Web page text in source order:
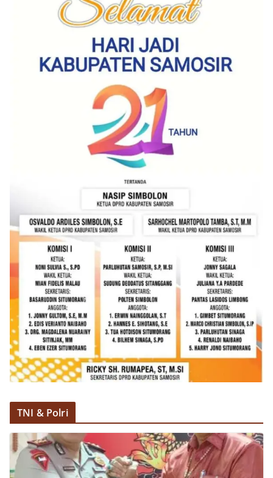
poin utama yang disampaikan dalam kegiatan
sambang ini adalah imbauan kepada warga untuk
memasang bendera Merah Putih secara penuh,
bukan setengah tiang, sebagai bentuk
penghormatan dan rasa cinta tanah air
menjelang perayaan HUT Kemerdekaan RI.
Petugas mengingatkan bahwa pemasangan
bendera dengan benar merupakan salah satu
wujud nyata partisipasi masyarakat dalam
memperingati hari bersejarah bangsa
Indonesia.‎‎”Kami mengimbau kepada seluruh
warga agar mulai mempersiapkan dan memasang
bendera Merah Putih di depan rumah masing-
masing secara penuh. Ini adalah bentuk
penghormatan kita bersama terhadap
perjuangan para pahlawan yang telah merebut
kemerdekaan,” ujar Aiptu Muliyadi Suraukur saat
berdialog dengan warga.‎‎Ia juga menambahkan
agar warga memperhatikan kondisi bendera yang
akan dikibarkan, memastikan bendera dalam
keadaan bersih, tidak sobek, dan layak untuk
dikibarkan sebagai simbol kehormatan
negara.‎‎‎Selain menyampaikan imbauan terkait
bendera, kegiatan sambang DDS ini juga
dimanfaatkan sebagai sarana deteksi dini (early
warning) guna mengantisipasi potensi gangguan
keamanan dan ketertiban masyarakat
(Kamtibmas) di lingkungan tempat tinggal warga.
Melalui interaksi langsung tersebut,
Bhabinkamtibmas dapat menghimpun informasi
awal terkait situasi sosial, potensi kerawanan,
kondusivitas wilayah, khususnya menjelang
perayaan HUT Kemerdekaan RI yang biasanya
diwarnai dengan berbagai kegiatan dan
keramaian warga.‎‎Dengan adanya deteksi dini ini,
diharapkan potensi gangguan keamanan dapat
diantisipasi sejak awal sehingga situasi di
Kelurahan Sunggal tetap terjaga aman, tertib,
TNI & Polri